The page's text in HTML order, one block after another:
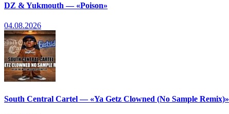
DZ & Yukmouth — «Poison»
04.08.2026
South Central Cartel — «Ya Getz Clowned (No Sample Remix)»